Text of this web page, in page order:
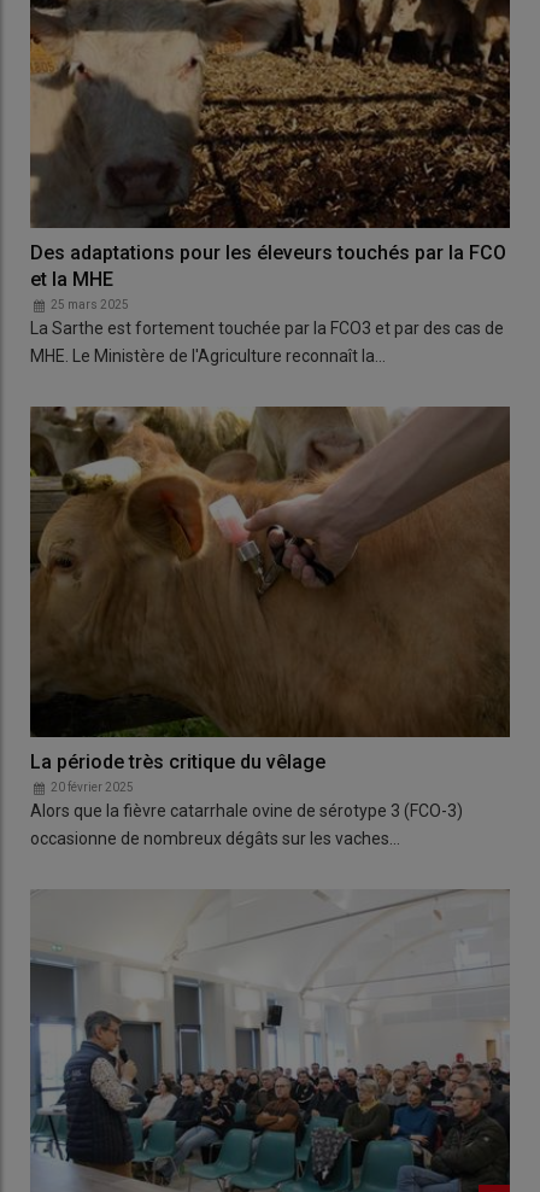
Des adaptations pour les éleveurs touchés par la FCO
et la MHE
25 mars 2025
La Sarthe est fortement touchée par la FCO3 et par des cas de
MHE. Le Ministère de l'Agriculture reconnaît la…
La période très critique du vêlage
20 février 2025
Alors que la fièvre catarrhale ovine de sérotype 3 (FCO-3)
occasionne de nombreux dégâts sur les vaches…